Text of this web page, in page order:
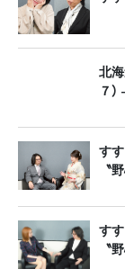
北
７
す
〝
す
〝